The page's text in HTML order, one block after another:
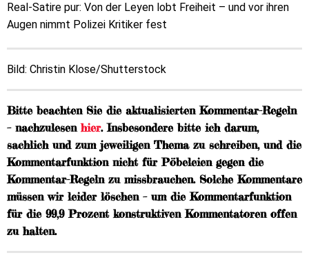
Real-Satire pur: Von der Leyen lobt Freiheit – und vor ihren
Augen nimmt Polizei Kritiker fest
Bild: Christin Klose/Shutterstock
Bitte beachten Sie die aktualisierten Kommentar-Regeln
– nachzulesenhier. Insbesondere bitte ich darum,
sachlich und zum jeweiligen Thema zu schreiben, und die
Kommentarfunktion nicht für Pöbeleien gegen die
Kommentar-Regeln zu missbrauchen. Solche Kommentare
müssen wir leider löschen – um die Kommentarfunktion
für die 99,9 Prozent konstruktiven Kommentatoren offen
zu halten.